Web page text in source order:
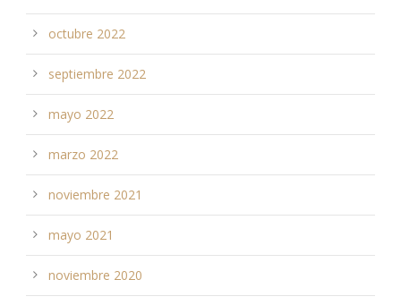
octubre 2022
septiembre 2022
mayo 2022
marzo 2022
noviembre 2021
mayo 2021
noviembre 2020